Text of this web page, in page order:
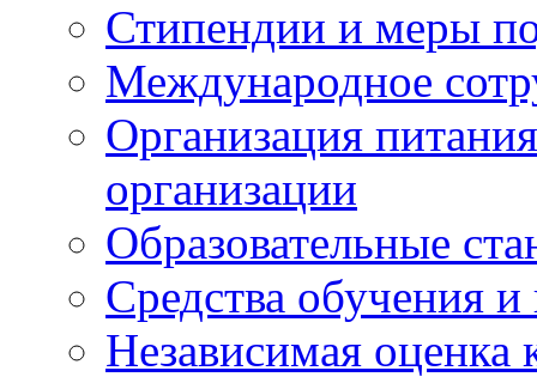
Стипендии и меры
Международное
Организация
организации
Образовательные
Средства обучения и
Независимая оценка